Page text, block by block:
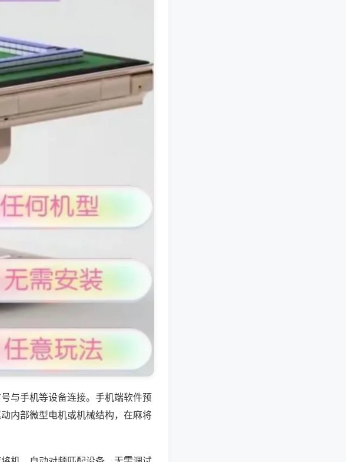
与手机等设备连接。手机端软件预
内部微型电机或机械结构，在麻将